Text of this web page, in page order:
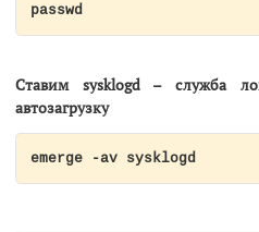
passwd
Ставим sysklogd – служба
автозагрузку
emerge -av sysklogd